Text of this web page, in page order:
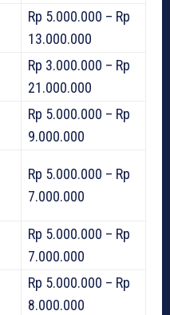
Rp 5.000.000 – Rp
13.000.000
Rp 3.000.000 – Rp
21.000.000
Rp 5.000.000 – Rp
9.000.000
Rp 5.000.000 – Rp
7.000.000
Rp 5.000.000 – Rp
7.000.000
Rp 5.000.000 – Rp
8.000.000